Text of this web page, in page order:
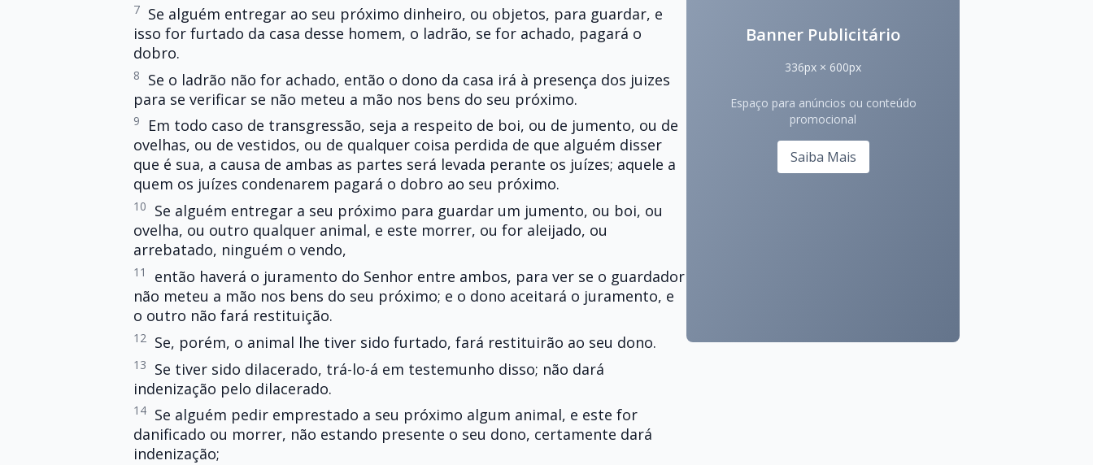
7 Se alguém entregar ao seu próximo dinheiro, ou objetos, para guardar, e
isso for furtado da casa desse homem, o ladrão, se for achado, pagará o
dobro.
8
Se o ladrão não for achado, então o dono da casa irá à presença dos juizes
para se verificar se não meteu a mão nos bens do seu próximo.
9
Em todo caso de transgressão, seja a respeito de boi, ou de jumento, ou de
ovelhas, ou de vestidos, ou de qualquer coisa perdida de que alguém disser
que é sua, a causa de ambas as partes será levada perante os juízes; aquele a
quem os juízes condenarem pagará o dobro ao seu próximo.
10
Se alguém entregar a seu próximo para guardar um jumento, ou boi, ou
ovelha, ou outro qualquer animal, e este morrer, ou for aleijado, ou
arrebatado, ninguém o vendo,
11
então haverá o juramento do Senhor entre ambos, para ver se o guardador
não meteu a mão nos bens do seu próximo; e o dono aceitará o juramento, e
o outro não fará restituição.
12 Se, porém, o animal lhe tiver sido furtado, fará restituirão ao seu dono.
13
Se tiver sido dilacerado, trá-lo-á em testemunho disso; não dará
indenização pelo dilacerado.
14 Se alguém pedir emprestado a seu próximo algum animal, e este for
danificado ou morrer, não estando presente o seu dono, certamente dará
indenização;
Banner Publicitário
336px × 600px
Espaço para anúncios ou conteúdo
promocional
Saiba Mais